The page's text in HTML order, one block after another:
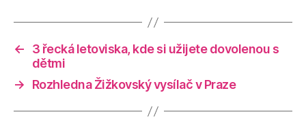
←
3 řecká letoviska, kde si užijete dovolenou s
dětmi
→
Rozhledna Žižkovský vysílač v Praze